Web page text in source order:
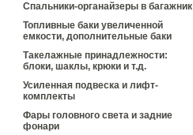
Спальники-органайзеры в багажник
Топливные баки увеличенной
емкости, дополнительные баки
Такелажные принадлежности:
блоки, шаклы, крюки и т.д.
Усиленная подвеска и лифт-
комплекты
Фары головного света и задние
фонари